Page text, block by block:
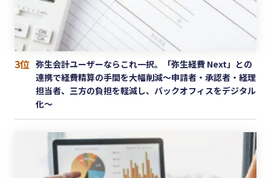
3位 弥生会計ユーザーならこれ一択。「弥生経費 Next」との
連携で経費精算の手間を大幅削減〜申請者・承認者・経理
担当者、三方の負担を軽減し、バックオフィスをデジタル
化〜